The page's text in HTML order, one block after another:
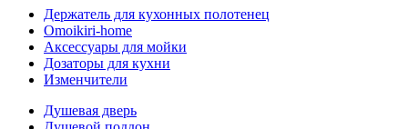
Держатель для кухонных полотенец
Omoikiri-home
Аксессуары для мойки
Дозаторы для кухни
Изменчители
Душевая дверь